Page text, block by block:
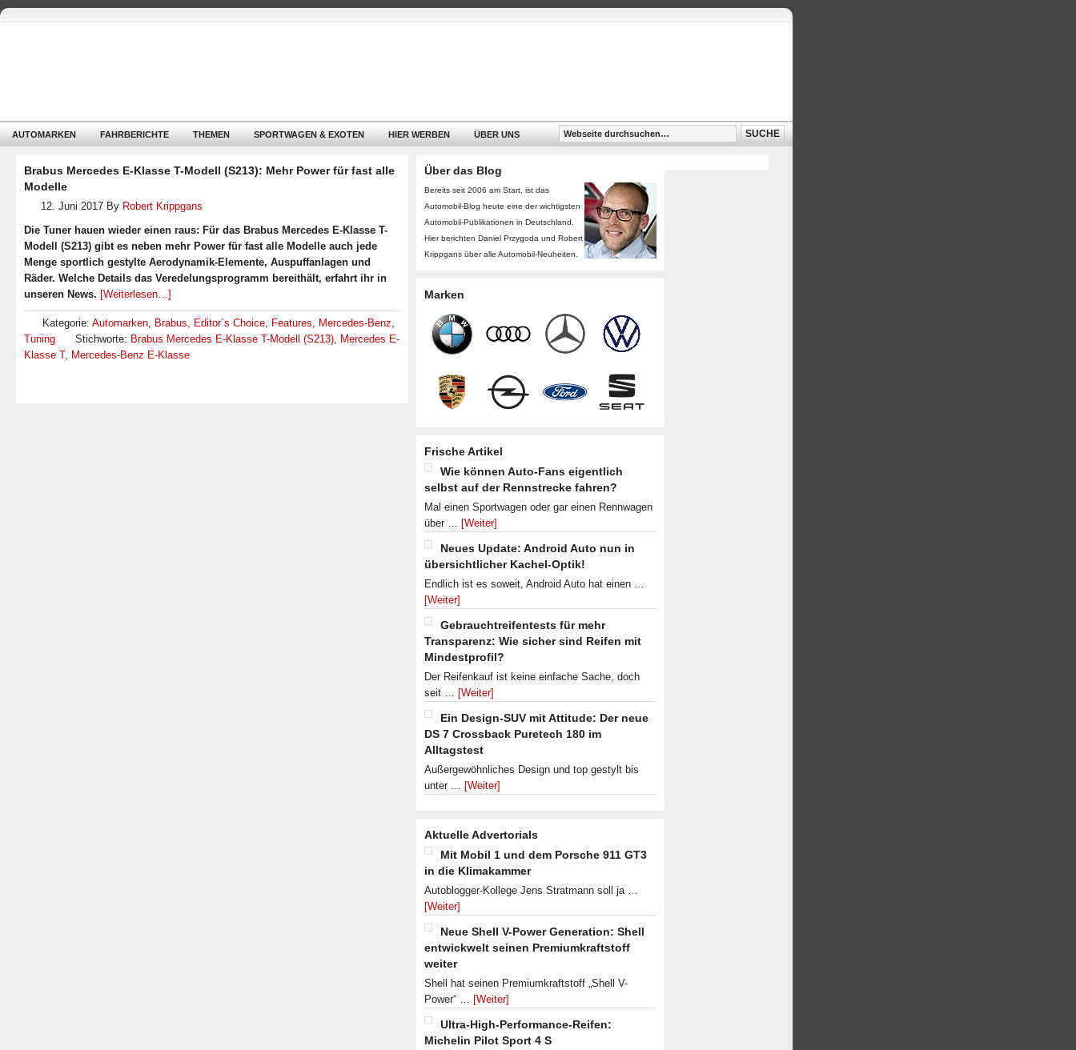
AUTOMARKEN FAHRBERICHTE THEMEN SPORTWAGEN & EXOTEN HIER WERBEN ÜBER UNS
Brabus Mercedes E-Klasse T-Modell (S213): Mehr Power für fast alle
Modelle
12. Juni 2017 By Robert Krippgans
Die Tuner hauen wieder einen raus: Für das Brabus Mercedes E-Klasse T-
Modell (S213) gibt es neben mehr Power für fast alle Modelle auch jede
Menge sportlich gestylte Aerodynamik-Elemente, Auspuffanlagen und
Räder. Welche Details das Veredelungsprogramm bereithält, erfahrt ihr in
unseren News. [Weiterlesen…]
Kategorie: Automarken, Brabus, Editor´s Choice, Features, Mercedes-Benz,
Tuning
Stichworte: Brabus Mercedes E-Klasse T-Modell (S213), Mercedes E-
Klasse T, Mercedes-Benz E-Klasse
Über das Blog
Bereits seit 2006 am Start, ist das
Automobil-Blog heute eine der wichtigsten
Automobil-Publikationen in Deutschland.
Hier berichten Daniel Przygoda und Robert
Krippgans über alle Automobil-Neuheiten.
Marken
Frische Artikel
Wie können Auto-Fans eigentlich
selbst auf der Rennstrecke fahren?
Mal einen Sportwagen oder gar einen Rennwagen
über … [Weiter]
Neues Update: Android Auto nun in
übersichtlicher Kachel-Optik!
Endlich ist es soweit, Android Auto hat einen …
[Weiter]
Gebrauchtreifentests für mehr
Transparenz: Wie sicher sind Reifen mit
Mindestprofil?
Der Reifenkauf ist keine einfache Sache, doch
seit … [Weiter]
Ein Design-SUV mit Attitude: Der neue
DS 7 Crossback Puretech 180 im
Alltagstest
Außergewöhnliches Design und top gestylt bis
unter … [Weiter]
Aktuelle Advertorials
Mit Mobil 1 und dem Porsche 911 GT3
in die Klimakammer
Autoblogger-Kollege Jens Stratmann soll ja …
[Weiter]
Neue Shell V-Power Generation: Shell
entwickwelt seinen Premiumkraftstoff
weiter
Shell hat seinen Premiumkraftstoff „Shell V-
Power“ … [Weiter]
Ultra-High-Performance-Reifen:
Michelin Pilot Sport 4 S